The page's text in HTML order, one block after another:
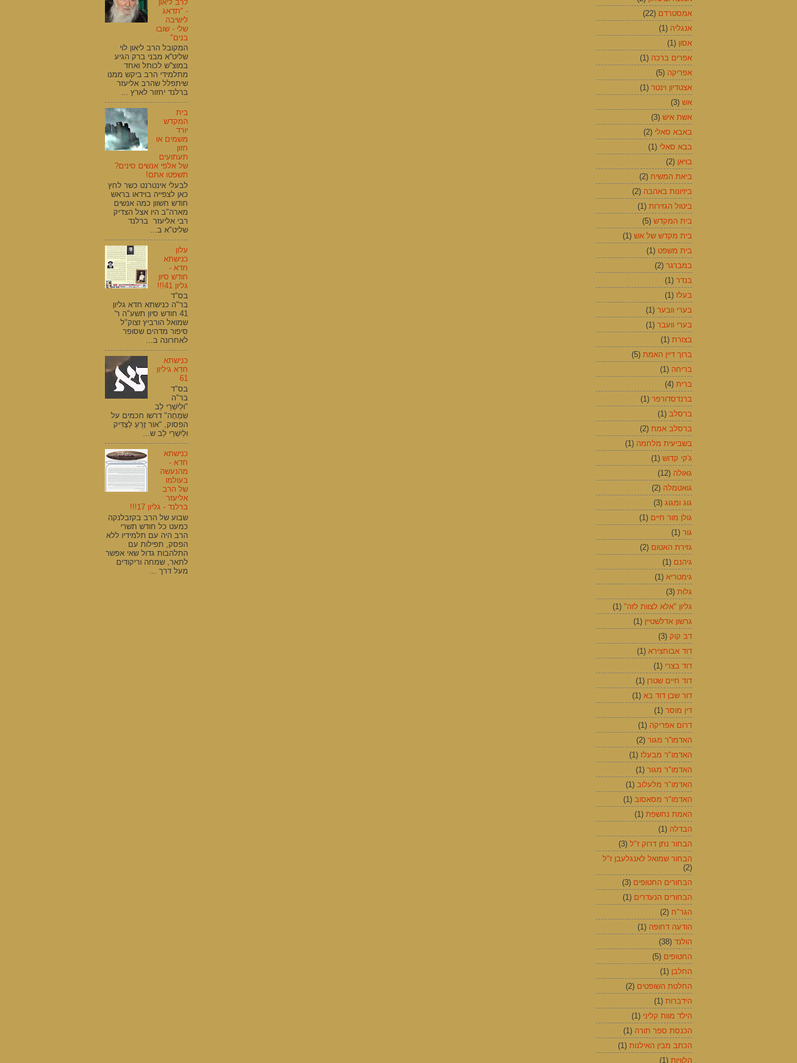
לרב ליאון
- "תדאג
לישיבה
שלי - שובו
בנים"
המקובל הרב ליאון לוי
שליט''א מבני ברק הגיע
במוצ''ש לכותל ואחד
מתלמידי הרב ביקש ממנו
שיתפלל שהרב אליעזר
ברלנד יחזור לארץ ...
בית
המקדש
יורד
משמים או
חזון
תעתועים
של אלפי אנשים סינים?
תשפטו אתם!
לבעלי אינטרנט כשר לחץ
כאן לצפייה בוידאו בראש
חודש חשוון כמה אנשים
מארה"ב היו אצל הצדיק
רבי אליעזר ברלנד
שליט"א ב...
עלון
כנישתא
חדא -
חודש סיון
גליון 41!!!
בס"ד
בר"ה כנישתא חדא גליון
41 חודש סיון תשע"ה ר'
שמואל הורביץ זצוק"ל
סיפור מדהים שסופר
לאחרונה ב...
כנישתא
חדא גיליון
61
בס"ד
בר"ה
"וּלְיִשְׁרֵי לֵב
שִׂמְחָה" דרשו חכמים על
הפסוק, "אוֹר זָרֻעַ לַצַּדִּיק
וּלְיִשְׁרֵי לֵב ש...
כנישתא
חדא -
מהנעשה
בעולמו
של הרב
אליעזר
ברלנד - גליון 17!!!
שבוע של הרב בקזבלנקה
כמעט כל חודש תשרי
הרב היה עם תלמידיו ללא
הפסק, תפילות עם
התלהבות גדול שאי אפשר
לתאר, שמחה וריקודים
מעל דרך ...
אמסטרדם (22)
אנגליה (1)
אסון (1)
אפרים ברכה (1)
אפריקה (5)
אצטדיון וינטר (1)
אש (3)
אשת איש (3)
באבא סאלי (2)
בבא סאלי (1)
בויאן (2)
ביאת המשיח (2)
ביזיונות באהבה (2)
ביטול הגזירות (1)
בית המקדש (5)
בית מקדש של אש (1)
בית משפט (1)
במברגר (2)
בנדר (1)
בעלז (1)
בערי וובער (1)
בערי וועבר (1)
בצורת (1)
ברוך דיין האמת (5)
בריחה (1)
ברית (4)
ברנדסדורפר (1)
ברסלב (1)
ברסלב אמת (2)
בשביעית מלחמה (1)
ג'קי קדוש (1)
גאולה (12)
גואטמלה (2)
גוג ומגוג (3)
גולן מור חיים (1)
גור (1)
גזירת האטום (2)
גיהנם (1)
גימטריא (1)
גלות (3)
גליון "אלא לצוות לזה" (1)
גרשון אדלשטיין (1)
דב קוק (3)
דוד אבוחצירא (1)
דוד בצרי (1)
דוד חיים שטרן (1)
דור שבן דוד בא (1)
דין מוסר (1)
דרום אפריקה (1)
האדמו''ר מגור (2)
האדמו"ר מבעלז (1)
האדמו"ר מגור (1)
האדמו"ר מלעלוב (1)
האדמו"ר מסאסוב (1)
האמת נחשפת (1)
הבדלה (1)
הבחור נתן דרוק ז"ל (3)
הבחור שמואל לאנגלעבן ז"ל
(2)
הבחורים החטופים (3)
הבחורים הנעדרים (1)
הגר"ח (2)
הודעה דחופה (1)
הולנד (38)
החטופים (5)
החלבן (1)
החלטת השופטים (2)
הידברות (1)
הילד מוות קליני (1)
הכנסת ספר תורה (1)
הכתב מבין האילנות (1)
הלוויות (1)